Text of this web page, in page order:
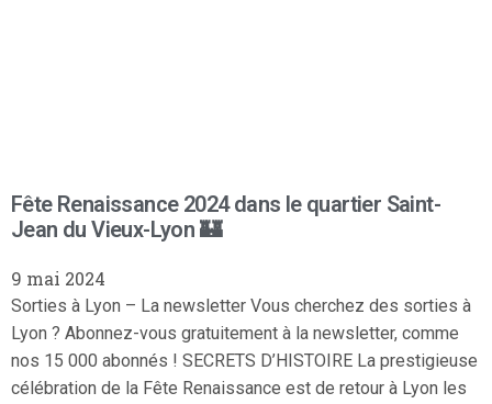
Fête Renaissance 2024 dans le quartier Saint-
Jean du Vieux-Lyon 🏰
9 mai 2024
Sorties à Lyon – La newsletter Vous cherchez des sorties à
Lyon ? Abonnez-vous gratuitement à la newsletter, comme
nos 15 000 abonnés ! SECRETS D’HISTOIRE La prestigieuse
célébration de la Fête Renaissance est de retour à Lyon les